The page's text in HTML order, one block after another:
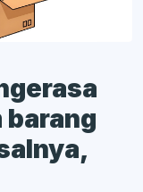
barang